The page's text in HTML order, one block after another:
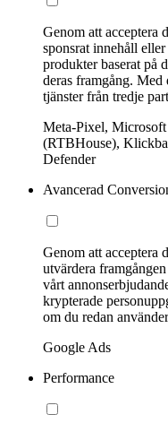
Genom att acceptera
sponsrat innehåll
produkter baserat på
deras framgång.
tjänster från tredje
Meta-Pixel,
(RTBHouse),
Defender
Avancerad
Genom att acceptera
utvärdera
vårt
krypterade
om du redan
Google Ads
Performance